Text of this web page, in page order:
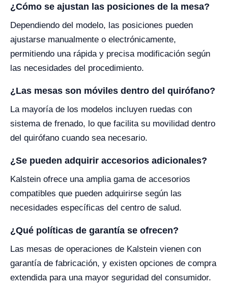
¿Cómo se ajustan las posiciones de la mesa?
Dependiendo del modelo, las posiciones pueden
ajustarse manualmente o electrónicamente,
permitiendo una rápida y precisa modificación según
las necesidades del procedimiento.
¿Las mesas son móviles dentro del quirófano?
La mayoría de los modelos incluyen ruedas con
sistema de frenado, lo que facilita su movilidad dentro
del quirófano cuando sea necesario.
¿Se pueden adquirir accesorios adicionales?
Kalstein ofrece una amplia gama de accesorios
compatibles que pueden adquirirse según las
necesidades específicas del centro de salud.
¿Qué políticas de garantía se ofrecen?
Las mesas de operaciones de Kalstein vienen con
garantía de fabricación, y existen opciones de compra
extendida para una mayor seguridad del consumidor.